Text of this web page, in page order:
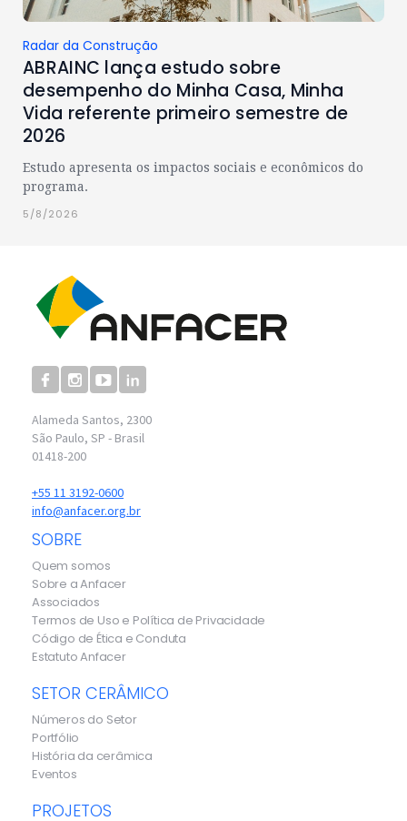
Radar da Construção
ABRAINC lança estudo sobre
desempenho do Minha Casa, Minha
Vida referente primeiro semestre de
2026
Estudo apresenta os impactos sociais e econômicos do
programa.
5/8/2026
Alameda Santos, 2300
São Paulo, SP - Brasil
01418-200
+55 11 3192-0600
info@anfacer.org.br
SOBRE
Quem somos
Sobre a Anfacer
Associados
Termos de Uso e Política de Privacidade
Código de Ética e Conduta
Estatuto Anfacer
SETOR CERÂMICO
Números do Setor
Portfólio
História da cerâmica
Eventos
PROJETOS